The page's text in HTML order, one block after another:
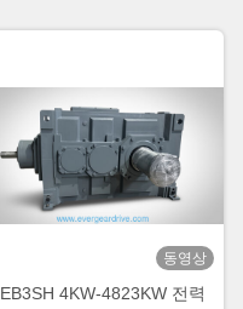
동영상
EB3SH 4KW-4823KW 전력